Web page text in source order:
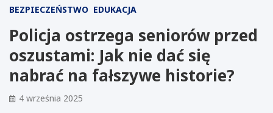
BEZPIECZEŃSTWO EDUKACJA
Policja ostrzega seniorów przed
oszustami: Jak nie dać się
nabrać na fałszywe historie?
4 września 2025